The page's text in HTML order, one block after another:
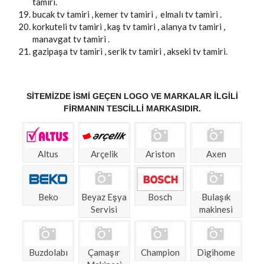
bucak tv tamiri , kemer tv tamiri , elmalı tv tamiri .
korkuteli tv tamiri , kaş tv tamiri , alanya tv tamiri ,
manavgat tv tamiri .
gazipaşa tv tamiri , serik tv tamiri , akseki tv tamiri.
SITEMIZDE ISMI GEÇEN LOGO VE MARKALAR ILGILI
FIRMANIN TESCILLI MARKASIDIR.
Altus Arçelik Ariston Axen
Beko
Beyaz Eşya
Servisi
Bosch
Bulaşık
makinesi
Buzdolabı
Çamaşır
Champion Digihome